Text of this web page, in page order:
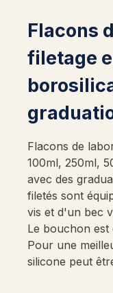
Flacons
filetage
Flacons de
100ml, 250ml,
avec des
filetés sont
vis et d'un bec
Le bouchon est
Pour une
silicone peut